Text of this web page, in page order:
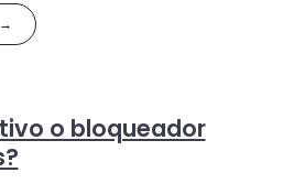
o bloqueador